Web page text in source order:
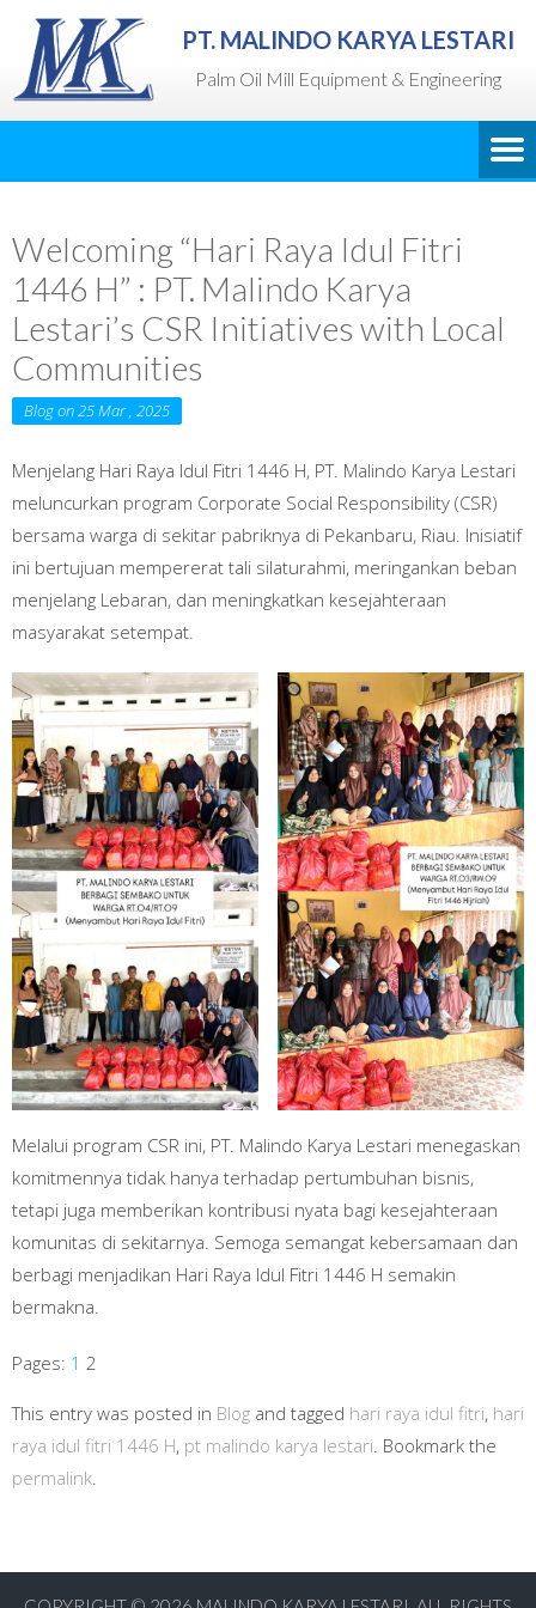
PT. MALINDO KARYA LESTARI
Palm Oil Mill Equipment & Engineering
Welcoming “Hari Raya Idul Fitri
1446 H” : PT. Malindo Karya
Lestari’s CSR Initiatives with Local
Communities
Blog on 25 Mar , 2025
Menjelang Hari Raya Idul Fitri 1446 H, PT. Malindo Karya Lestari
meluncurkan program Corporate Social Responsibility (CSR)
bersama warga di sekitar pabriknya di Pekanbaru, Riau. Inisiatif
ini bertujuan mempererat tali silaturahmi, meringankan beban
menjelang Lebaran, dan meningkatkan kesejahteraan
masyarakat setempat.
Melalui program CSR ini, PT. Malindo Karya Lestari menegaskan
komitmennya tidak hanya terhadap pertumbuhan bisnis,
tetapi juga memberikan kontribusi nyata bagi kesejahteraan
komunitas di sekitarnya. Semoga semangat kebersamaan dan
berbagi menjadikan Hari Raya Idul Fitri 1446 H semakin
bermakna.
Pages: 1 2
This entry was posted in Blog and tagged hari raya idul fitri, hari
raya idul fitri 1446 H, pt malindo karya lestari. Bookmark the
permalink.